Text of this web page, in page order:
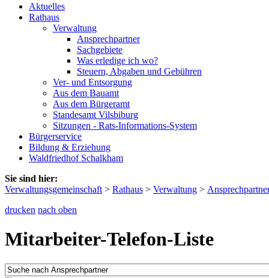
Aktuelles
Rathaus
Verwaltung
Ansprechpartner
Sachgebiete
Was erledige ich wo?
Steuern, Abgaben und Gebühren
Ver- und Entsorgung
Aus dem Bauamt
Aus dem Bürgeramt
Standesamt Vilsbiburg
Sitzungen - Rats-Informations-System
Bürgerservice
Bildung & Erziehung
Waldfriedhof Schalkham
Sie sind hier:
Verwaltungsgemeinschaft > Rathaus > Verwaltung >
drucken nach oben
Mitarbeiter-Telefon-Liste